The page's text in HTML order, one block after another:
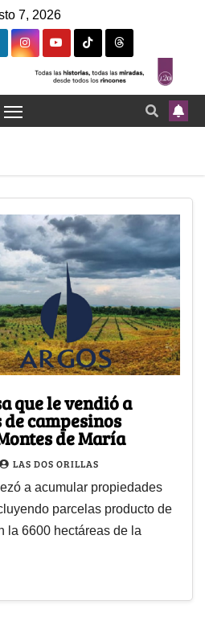
7, 2026
que le vendió a
campesinos
de María
LAS DOS ORILLAS
a acumular propiedades
parcelas producto de
la 6600 hectáreas de la